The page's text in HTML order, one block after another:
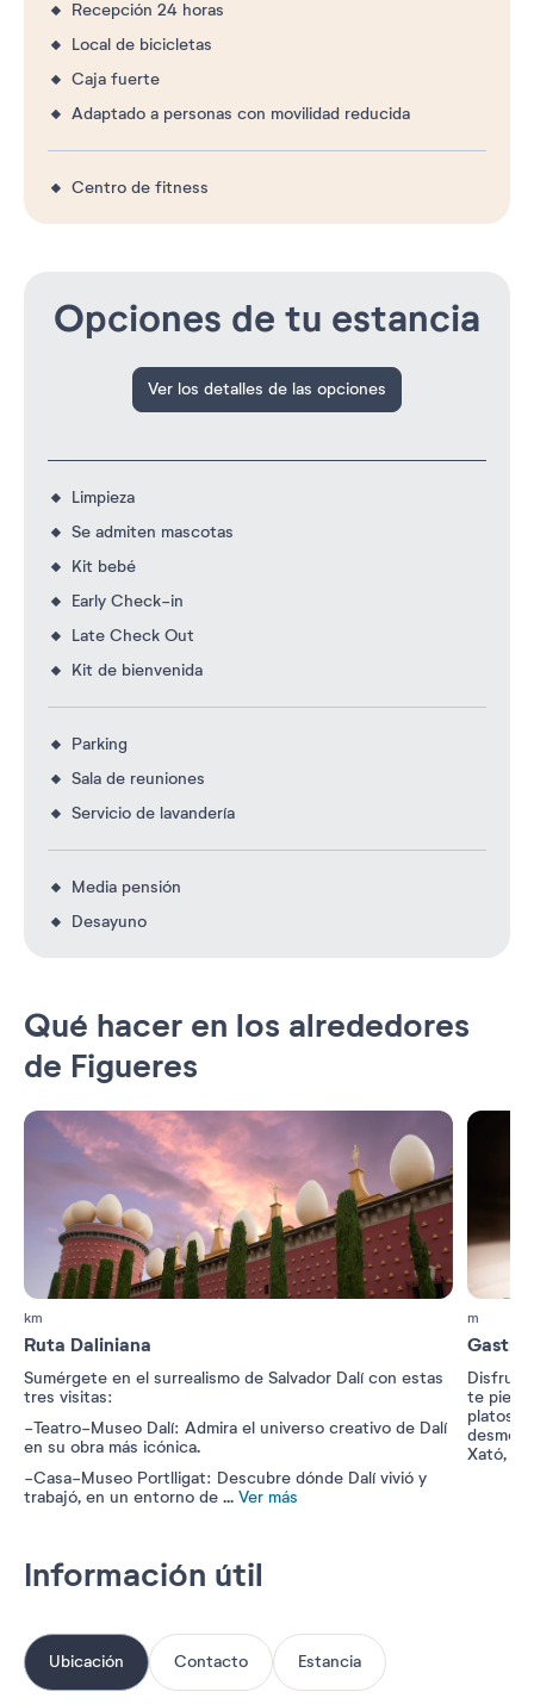
Recepción 24 horas
Local de bicicletas
Caja fuerte
Adaptado a personas con movilidad reducida
Centro de fitness
Opciones de tu estancia
Ver los detalles de las opciones
Limpieza
Se admiten mascotas
Kit bebé
Early Check-in
Late Check Out
Kit de bienvenida
Parking
Sala de reuniones
Servicio de lavandería
Media pensión
Desayuno
Qué hacer en los alrededores
de Figueres
km
Ruta Daliniana
Sumérgete en el surrealismo de Salvador Dalí con estas
tres visitas:
-Teatro-Museo Dalí: Admira el universo creativo de Dalí
en su obra más icónica.
-Casa-Museo Portlligat: Descubre dónde Dalí vivió y
trabajó, en un entorno de ... Ver más
m
Disfruta
te
platos
Xató,
Información útil
Ubicación Contacto Estancia